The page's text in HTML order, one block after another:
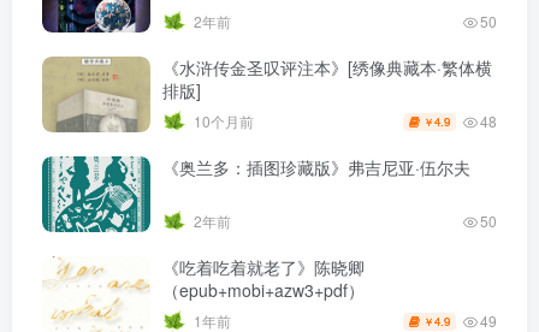
2年前 50
《水浒传金圣叹评注本》[绣像典藏本·繁体横
排版]
10个月前 ￥4.9 48
《奥兰多：插图珍藏版》弗吉尼亚·伍尔夫
2年前 50
《吃着吃着就老了》陈晓卿
（epub+mobi+azw3+pdf）
1年前 ￥4.9 49